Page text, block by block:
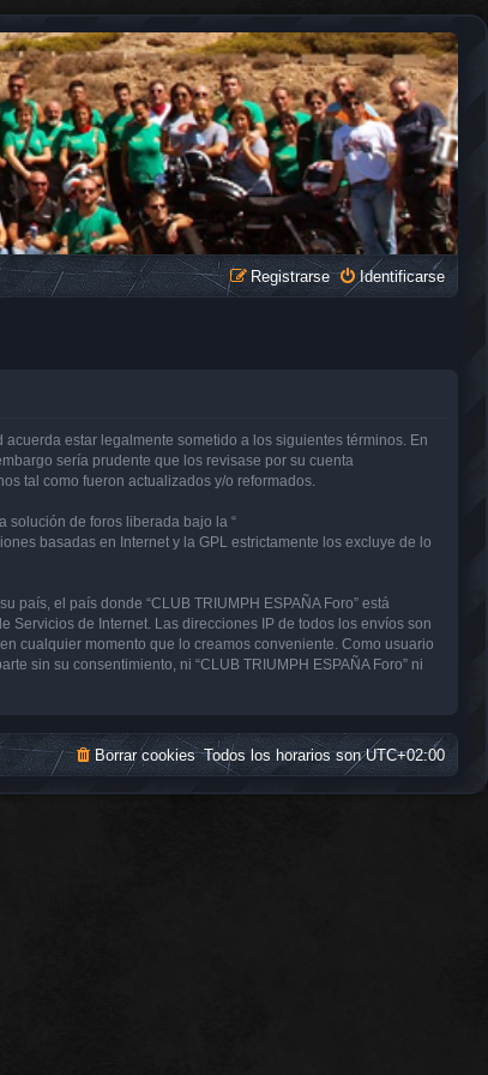
Identificarse
Registrarse
acuerda estar legalmente sometido a los siguientes términos. En
sería prudente que los revisase por su cuenta
tal como fueron actualizados y/o reformados.
solución de foros liberada bajo la “
basadas en Internet y la GPL estrictamente los excluye de lo
el país donde “CLUB TRIUMPH ESPAÑA Foro” está
Servicios de Internet. Las direcciones IP de todos los envíos son
cualquier momento que lo creamos conveniente. Como usuario
sin su consentimiento, ni “CLUB TRIUMPH ESPAÑA Foro” ni
Todos los horarios sonUTC+02:00
Borrar cookies